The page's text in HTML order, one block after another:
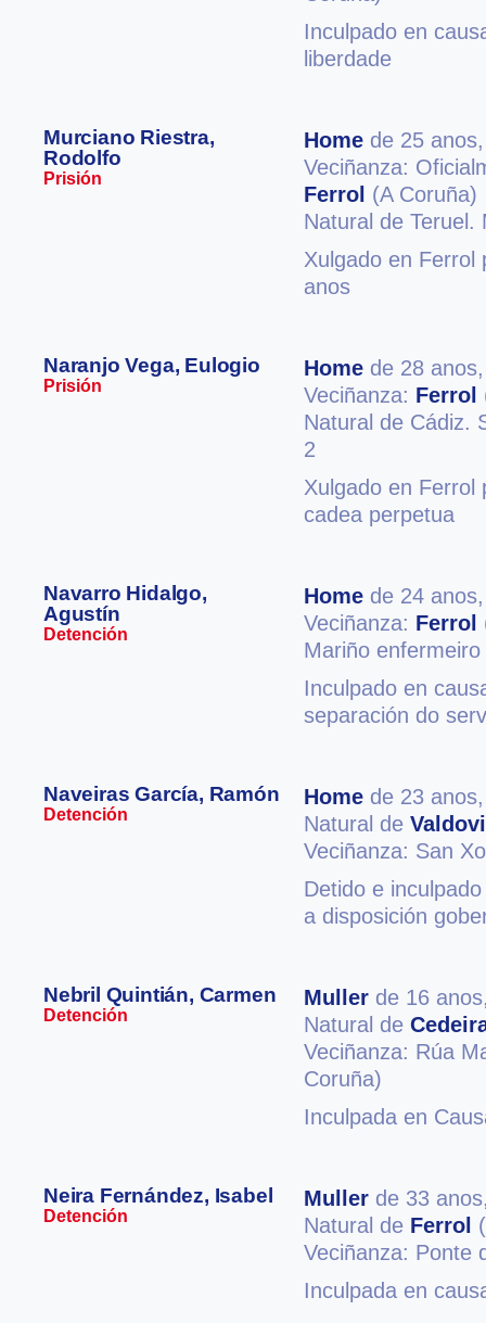
Inculpado en
liberdade
Murciano Riestra,
Rodolfo
Prisión
Home de 25
Veciñanza:
Ferrol (A Coruña)
Natural de Teruel.
Xulgado en Ferrol
anos
Naranjo Vega, Eulogio
Prisión
Home de 28
Veciñanza: Ferrol
Natural de Cádiz.
2
Xulgado en Ferrol
cadea perpetua
Navarro Hidalgo,
Agustín
Detención
Home de 24
Veciñanza: Ferrol
Mariño
Inculpado en
separación do
Naveiras García, Ramón
Detención
Home de 23
Natural de
Veciñanza: San
Detido e
a disposición
Nebril Quintián, Carmen
Detención
Muller de 16
Natural de
Veciñanza: Rúa
Coruña)
Inculpada en
Neira Fernández, Isabel
Detención
Muller de 33
Natural de Ferrol
Veciñanza: Ponte
Inculpada en